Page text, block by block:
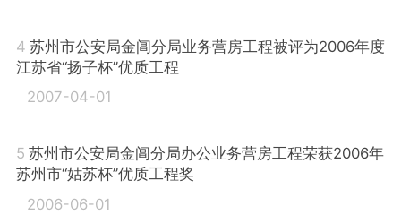
4 苏州市公安局金阊分局业务营房工程被评为2006年度
江苏省“扬子杯”优质工程
2007-04-01
5 苏州市公安局金阊分局办公业务营房工程荣获2006年
苏州市“姑苏杯”优质工程奖
2006-06-01